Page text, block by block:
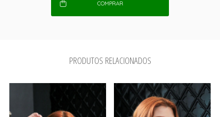
COMPRAR
PRODUTOS RELACIONADOS